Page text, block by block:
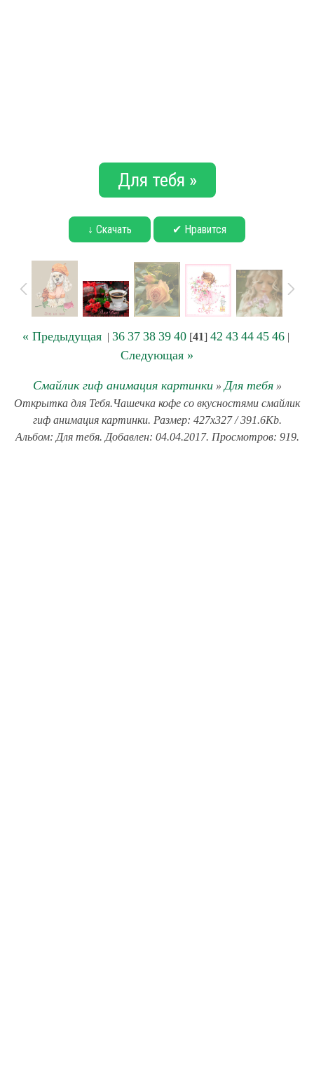
Для тебя »
↓ Скачать ✔ Нравится
« Предыдущая| 36 37 38 39 40[41] 42 43 44 45 46|
Следующая »
Смайлик гиф анимация картинки»Для тебя»
Открытка для Тебя.Чашечка кофе со вкусностями смайлик
гиф анимация картинки. Размер: 427x327 / 391.6Kb.
Альбом: Для тебя. Добавлен: 04.04.2017. Просмотров: 919.